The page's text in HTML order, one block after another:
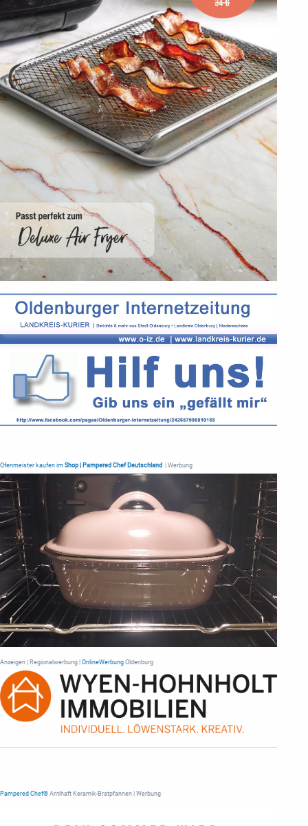
Ofenmeister kaufen im Shop | Pampered Chef Deutschland | Werbung
Anzeigen | Regionalwerbung | OnlineWerbung Oldenburg
Pampered Chef® Antihaft Keramik-Bratpfannen | Werbung